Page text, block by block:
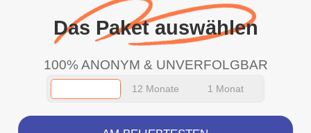
Das Paket auswählen
100% ANONYM & UNVERFOLGBAR
12 Monate 1 Monat